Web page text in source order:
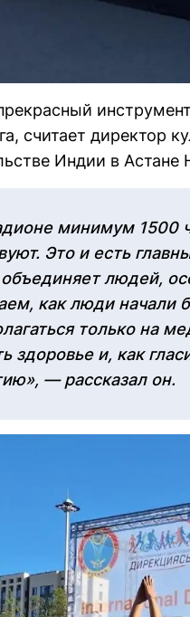
считает директор
Индии в Астане
минимум 1500
Это и есть
людей,
как люди начали
только на
здоровье и, как
— рассказал он.